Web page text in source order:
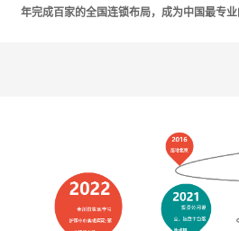
年完成百家的全国连锁布局，成为中国最专业